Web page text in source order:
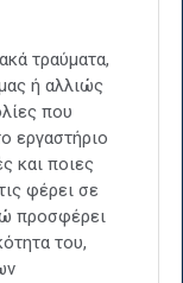
τραύματα,
ή αλλιώς
που
εργαστήριο
και ποιες
φέρει σε
προσφέρει
του,